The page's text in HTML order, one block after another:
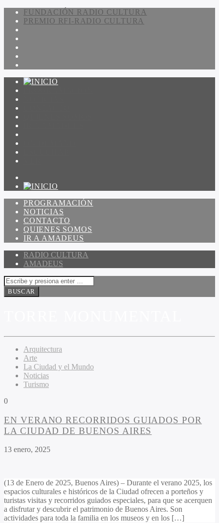
FUNDACIÓN RADIO CULTURA
PREMIO RFI-RADIO CULTURA
PROGRAMACIÓN
NOTICIAS
CONTACTO
QUIENES SOMOS
IR A AMADEUS
RADIO CULTURA
AMADEUS
Arquitectura
Arte
La Ciudad y el Mundo
Noticias
Turismo
0
EN VERANO RECORRIDOS GUIADOS POR
LA CIUDAD DE BUENOS AIRES
13 enero, 2025
(13 de Enero de 2025, Buenos Aires) – Durante el verano 2025, los
espacios culturales e históricos de la Ciudad ofrecen a porteños y
turistas visitas y recorridos guiados especiales, para que se acerquen
a disfrutar y descubrir el patrimonio de Buenos Aires. Son
actividades para toda la familia en los museos y en los […]